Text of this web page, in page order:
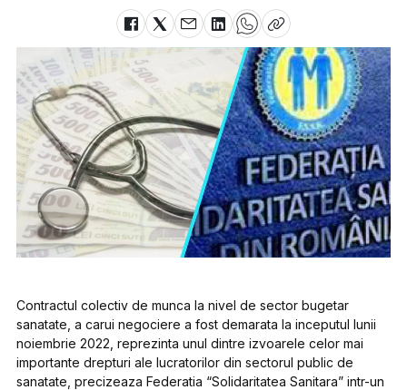
Contractul colectiv de munca la nivel de sector bugetar
sanatate, a carui negociere a fost demarata la inceputul lunii
noiembrie 2022, reprezinta unul dintre izvoarele celor mai
importante drepturi ale lucratorilor din sectorul public de
sanatate, precizeaza Federatia “Solidaritatea Sanitara” intr-un